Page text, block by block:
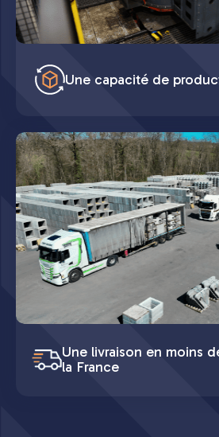
Une capacité de
Une livraison en moins
la France